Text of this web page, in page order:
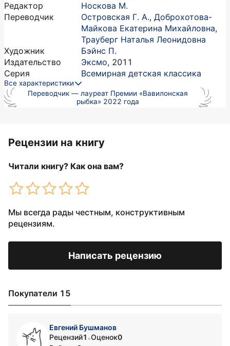
Редактор
Носкова М.
Переводчик
Островская Г. А., Доброхотова-
Майкова Екатерина Михайловна,
Трауберг Наталья Леонидовна
Художник
Бэйнс П.
Издательство
Эксмо, 2011
Серия
Всемирная детская классика
Все характеристики
Переводчик — лауреат Премии «Вавилонская
рыбка» 2022 года
Рецензии на книгу
Читали книгу? Как она вам?
Мы всегда рады честным, конструктивным
рецензиям.
Написать рецензию
Покупатели 15
Евгений Бушманов
Рецензий1 •Оценок0